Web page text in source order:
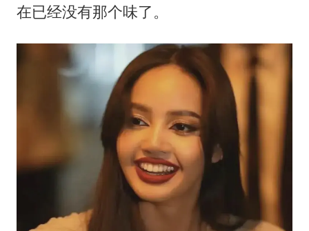
在已经没有那个味了。